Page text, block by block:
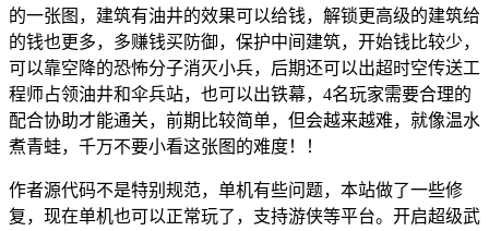
的一张图，建筑有油井的效果可以给钱，解锁更高级的建筑给
的钱也更多，多赚钱买防御，保护中间建筑，开始钱比较少，
可以靠空降的恐怖分子消灭小兵，后期还可以出超时空传送工
程师占领油井和伞兵站，也可以出铁幕，4名玩家需要合理的
配合协助才能通关，前期比较简单，但会越来越难，就像温水
煮青蛙，千万不要小看这张图的难度！！
作者源代码不是特别规范，单机有些问题，本站做了一些修
复，现在单机也可以正常玩了，支持游侠等平台。开启超级武